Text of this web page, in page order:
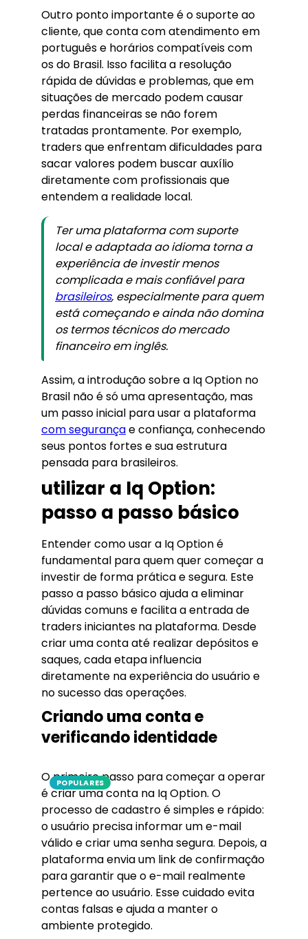
Outro ponto importante é o suporte ao
cliente, que conta com atendimento em
português e horários compatíveis com
os do Brasil. Isso facilita a resolução
rápida de dúvidas e problemas, que em
situações de mercado podem causar
perdas financeiras se não forem
tratadas prontamente. Por exemplo,
traders que enfrentam dificuldades para
sacar valores podem buscar auxílio
diretamente com profissionais que
entendem a realidade local.
Ter uma plataforma com suporte
local e adaptada ao idioma torna a
experiência de investir menos
complicada e mais confiável para
brasileiros, especialmente para quem
está começando e ainda não domina
os termos técnicos do mercado
financeiro em inglês.
Assim, a introdução sobre a Iq Option no
Brasil não é só uma apresentação, mas
um passo inicial para usar a plataforma
com segurançae confiança, conhecendo
seus pontos fortes e sua estrutura
pensada para brasileiros.
utilizar a Iq Option:
passo a passo básico
Entender como usar a Iq Option é
fundamental para quem quer começar a
investir de forma prática e segura. Este
passo a passo básico ajuda a eliminar
dúvidas comuns e facilita a entrada de
traders iniciantes na plataforma. Desde
criar uma conta até realizar depósitos e
saques, cada etapa influencia
diretamente na experiência do usuário e
no sucesso das operações.
Criando uma conta e
verificando identidade
POPULARES
O primeiro passo para começar a operar
é criar uma conta na Iq Option. O
processo de cadastro é simples e rápido:
o usuário precisa informar um e-mail
válido e criar uma senha segura. Depois, a
plataforma envia um link de confirmação
para garantir que o e-mail realmente
pertence ao usuário. Esse cuidado evita
contas falsas e ajuda a manter o
ambiente protegido.